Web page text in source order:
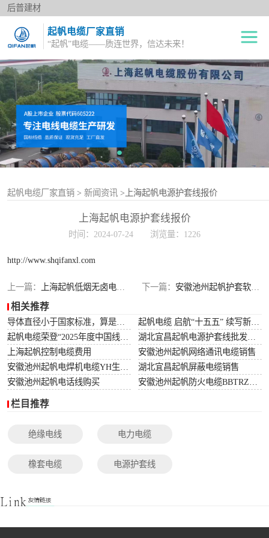
后普建材
起帆电缆厂家直销
“起帆”电缆——质连世界，信达未来！
起帆电缆厂家直销 > 新闻资讯 >上海起帆电源护套线报价
上海起帆电源护套线报价
时间：2024-07-24 浏览量：1226
http://www.shqifanxl.com
上一篇： 上海起帆低烟无卤电缆厂家 下一篇： 安徽池州起帆护套软线RVV厂
相关推荐
上海起帆控制电缆费用
安徽池州起帆网络通讯电缆销售
湖北宜昌起帆屏蔽电缆销售
安徽池州起帆电话线购买
栏目推荐
绝缘电线 电力电缆
橡套电缆 电源护套线
绝缘电线
电力电缆
橡套电缆
电源护套线
控制电缆
光伏电缆
特种电缆
网络通讯电缆
单股铜芯线BV
多股铜芯软电线BVR
双绞花线RVS
阻燃电线